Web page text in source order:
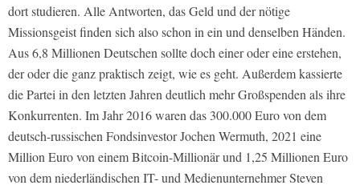
dort studieren. Alle Antworten, das Geld und der nötige
Missionsgeist finden sich also schon in ein und denselben Händen.
Aus 6,8 Millionen Deutschen sollte doch einer oder eine erstehen,
der oder die ganz praktisch zeigt, wie es geht. Außerdem kassierte
die Partei in den letzten Jahren deutlich mehr Großspenden als ihre
Konkurrenten. Im Jahr 2016 waren das 300.000 Euro von dem
deutsch-russischen Fondsinvestor Jochen Wermuth, 2021 eine
Million Euro von einem Bitcoin-Millionär und 1,25 Millionen Euro
von dem niederländischen IT- und Medienunternehmer Steven